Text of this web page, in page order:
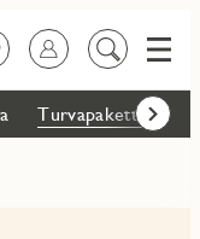
Kirjaudu sisään
Etsi
Turvapaketti